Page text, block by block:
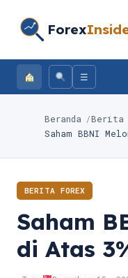
Forex
☰
Beranda
Berita
Saham BBNI
BERITA FOREX
Saham
di Atas